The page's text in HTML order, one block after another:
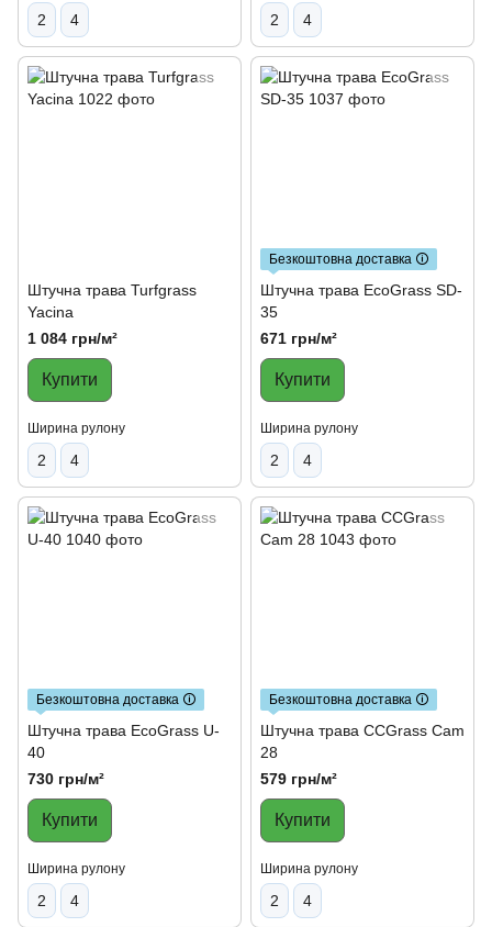
2 4 2 4
Штучна трава Turfgrass
Yacina
1 084 грн/м²
Купити
Ширина рулону
2 4
Безкоштовна доставка 🛈
Штучна трава EcoGrass SD-
35
671 грн/м²
Купити
Ширина рулону
2 4
Безкоштовна доставка 🛈
Штучна трава EcoGrass U-
40
730 грн/м²
Купити
Ширина рулону
2 4
Безкоштовна доставка 🛈
Штучна трава CCGrass Cam
28
579 грн/м²
Купити
Ширина рулону
2 4